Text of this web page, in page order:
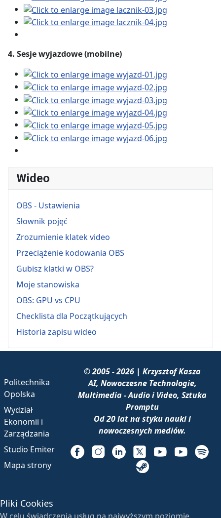
4. Sesje wyjazdowe (mobilne)
Wideo
OBS - Ustawienia
Słownik pojęć
Zrozumienie klatek video
Przeciążenie kodowania OBS
Gubisz klatki w OBS?
Moje stanowiska
OBS: GPU vs CPU
Checklista dla Początkujących
Historia zapisu wideo
Politechnika
Opolska
Wydział
Ekonomii i
Zarządzania
Studio Emiter
Mapa strony
© 2005 - 2026 | Krzysztof Kasza
AI, Nowoczesne Technologie,
Multimedia - Audio i Video, Sztuka
Promptu
Od 20 lat na styku nauki i
nowoczesnych mediów.
Pliki Cookies
W celu świadczenia usług na najwyższym poziomie